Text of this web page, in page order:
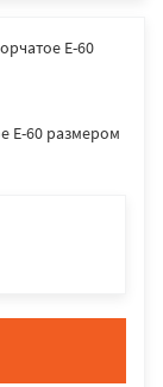
E-60 размером